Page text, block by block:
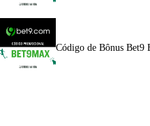
Código de Bônus Bet9